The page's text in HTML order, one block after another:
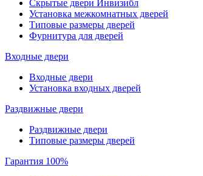
Скрытые двери Инвизибл
Установка межкомнатных дверей
Типовые размеры дверей
Фурнитура для дверей
Входные двери
Входные двери
Установка входных дверей
Раздвижные двери
Раздвижные двери
Типовые размеры дверей
Гарантия 100%